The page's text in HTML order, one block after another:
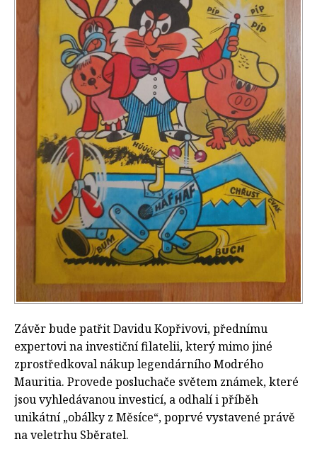
Závěr bude patřit Davidu Kopřivovi, přednímu
expertovi na investiční filatelii, který mimo jiné
zprostředkoval nákup legendárního Modrého
Mauritia. Provede posluchače světem známek, které
jsou vyhledávanou investicí, a odhalí i příběh
unikátní „obálky z Měsíce“, poprvé vystavené právě
na veletrhu Sběratel.